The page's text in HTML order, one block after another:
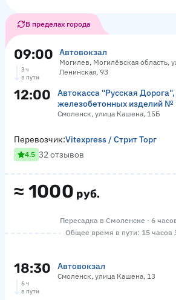
В пределах города
09:00 Автовокзал
Могилев, Могилёвская область,
Ленинская, 93
3 ч
в пути
12:00
Автокасса "Русская
железобетонных изделий №
Смоленск, улица Кашена, 15Б
≈ 1000 руб.
Перевозчик:Vitexpress / Стрит Торг
4.5 32 отзывов
Пересадка в Смоленске · 6
Общее время в пути: 15 часов
18:30 Автовокзал
Смоленск, улица Кашена, 13
6 ч
в пути